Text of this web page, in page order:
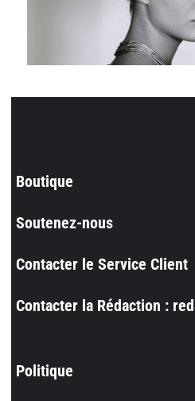
Boutique
Soutenez-nous
Contacter le Service Client
Contacter la Rédaction :
Politique